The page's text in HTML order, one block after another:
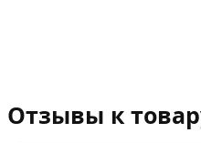
Отзывы к